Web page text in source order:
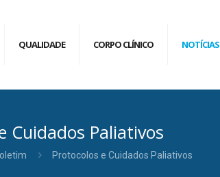
QUALIDADE CORPO CLÍNICO NOTÍCIAS
Cuidados Paliativos
Protocolos e Cuidados Paliativos